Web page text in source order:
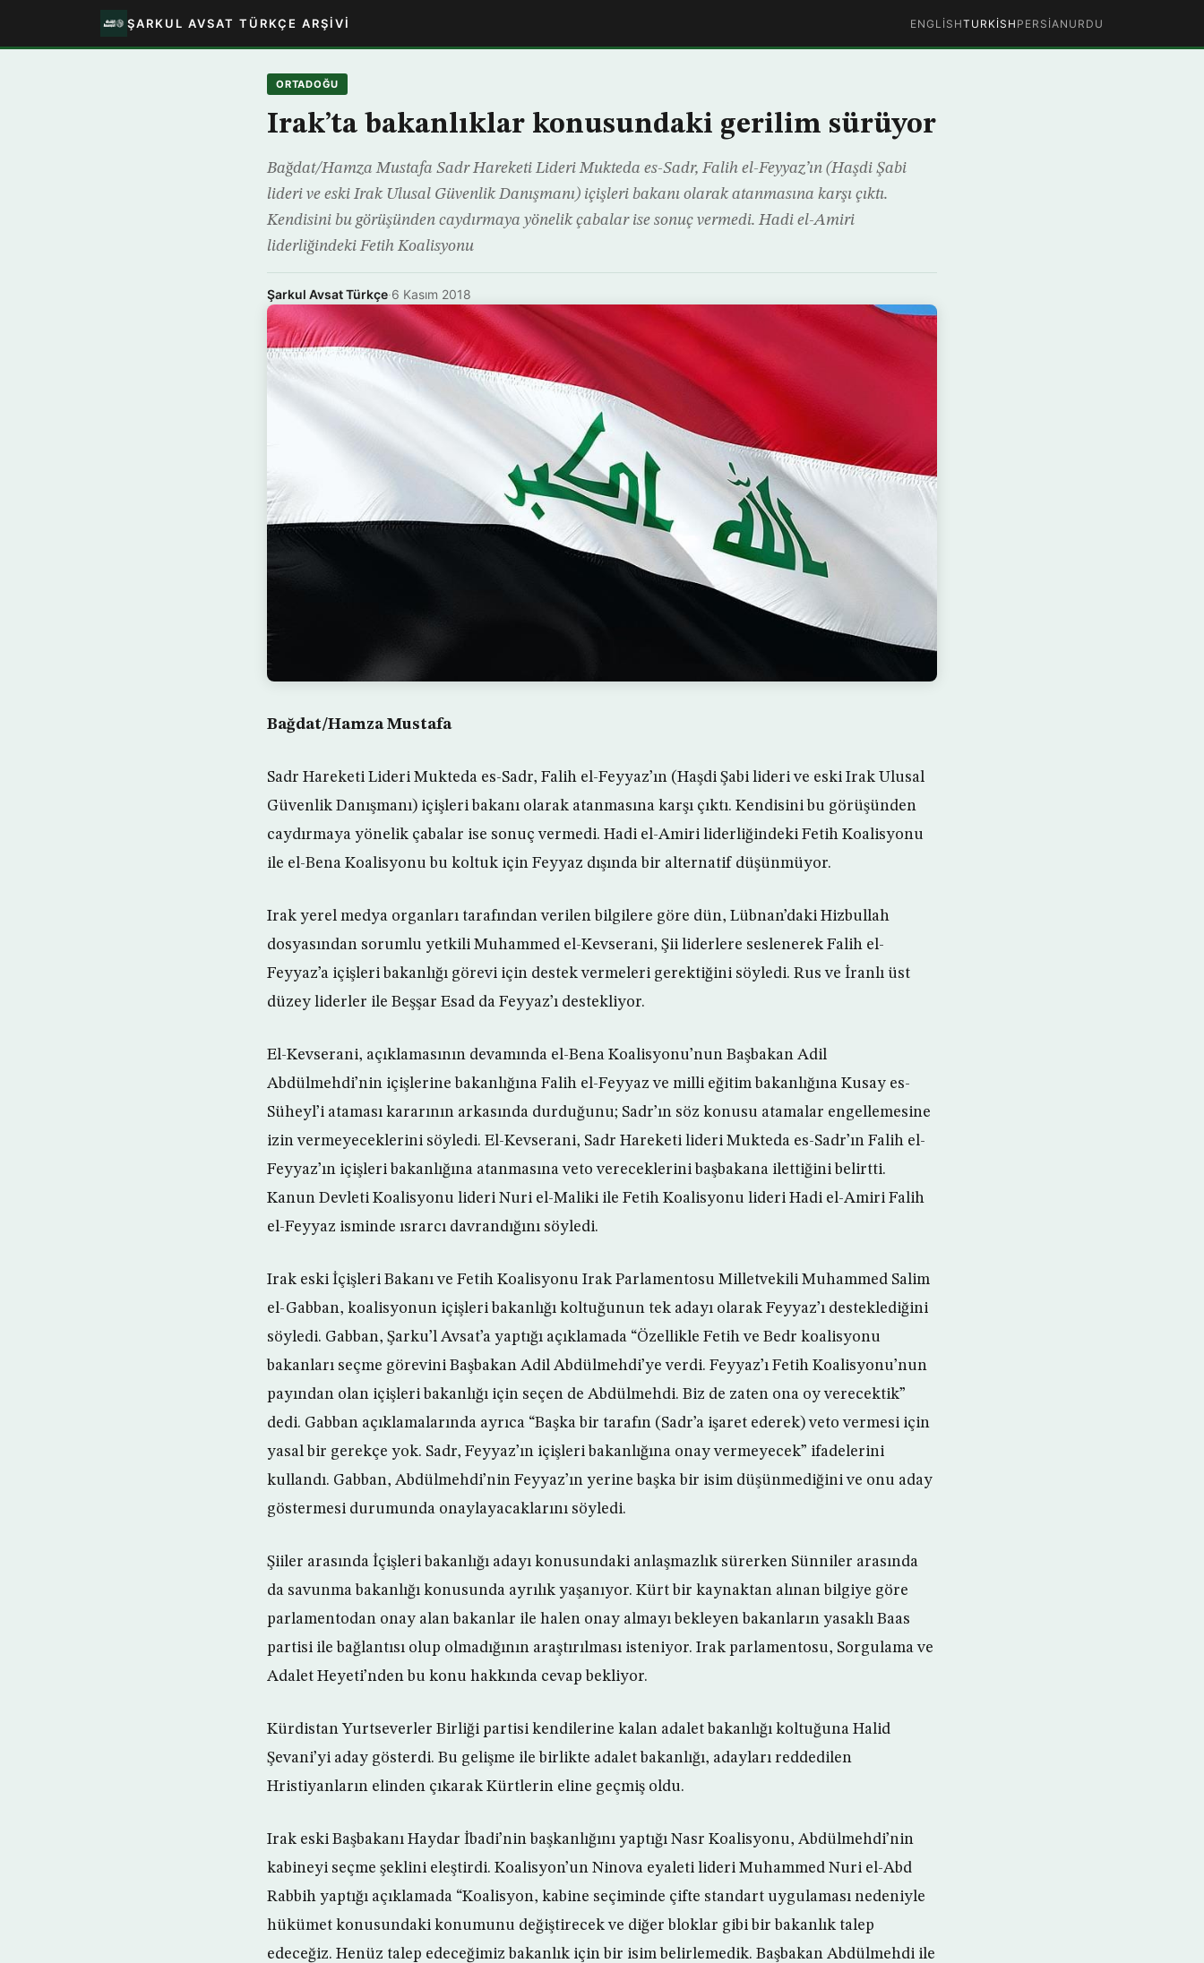
ŞARKUL AVSAT TÜRKÇE ARŞIVI ENGLISHTURKISH PERSIAN URDU
ORTADOĞU
Irak’ta bakanlıklar konusundaki gerilim sürüyor
Bağdat/Hamza Mustafa Sadr Hareketi Lideri Mukteda es-Sadr, Falih el-Feyyaz’ın (Haşdi Şabi
lideri ve eski Irak Ulusal Güvenlik Danışmanı) içişleri bakanı olarak atanmasına karşı çıktı.
Kendisini bu görüşünden caydırmaya yönelik çabalar ise sonuç vermedi. Hadi el-Amiri
liderliğindeki Fetih Koalisyonu
Şarkul Avsat Türkçe·6 Kasım 2018
Bağdat/Hamza Mustafa
Sadr Hareketi Lideri Mukteda es-Sadr, Falih el-Feyyaz’ın (Haşdi Şabi lideri ve eski Irak Ulusal
Güvenlik Danışmanı) içişleri bakanı olarak atanmasına karşı çıktı. Kendisini bu görüşünden
caydırmaya yönelik çabalar ise sonuç vermedi. Hadi el-Amiri liderliğindeki Fetih Koalisyonu
ile el-Bena Koalisyonu bu koltuk için Feyyaz dışında bir alternatif düşünmüyor.
Irak yerel medya organları tarafından verilen bilgilere göre dün, Lübnan’daki Hizbullah
dosyasından sorumlu yetkili Muhammed el-Kevserani, Şii liderlere seslenerek Falih el-
Feyyaz’a içişleri bakanlığı görevi için destek vermeleri gerektiğini söyledi. Rus ve İranlı üst
düzey liderler ile Beşşar Esad da Feyyaz’ı destekliyor.
El-Kevserani, açıklamasının devamında el-Bena Koalisyonu’nun Başbakan Adil
Abdülmehdi’nin içişlerine bakanlığına Falih el-Feyyaz ve milli eğitim bakanlığına Kusay es-
Süheyl’i ataması kararının arkasında durduğunu; Sadr’ın söz konusu atamalar engellemesine
izin vermeyeceklerini söyledi. El-Kevserani, Sadr Hareketi lideri Mukteda es-Sadr’ın Falih el-
Feyyaz’ın içişleri bakanlığına atanmasına veto vereceklerini başbakana ilettiğini belirtti.
Kanun Devleti Koalisyonu lideri Nuri el-Maliki ile Fetih Koalisyonu lideri Hadi el-Amiri Falih
el-Feyyaz isminde ısrarcı davrandığını söyledi.
Irak eski İçişleri Bakanı ve Fetih Koalisyonu Irak Parlamentosu Milletvekili Muhammed Salim
el-Gabban, koalisyonun içişleri bakanlığı koltuğunun tek adayı olarak Feyyaz’ı desteklediğini
söyledi. Gabban, Şarku’l Avsat’a yaptığı açıklamada “Özellikle Fetih ve Bedr koalisyonu
bakanları seçme görevini Başbakan Adil Abdülmehdi’ye verdi. Feyyaz’ı Fetih Koalisyonu’nun
payından olan içişleri bakanlığı için seçen de Abdülmehdi. Biz de zaten ona oy verecektik”
dedi. Gabban açıklamalarında ayrıca “Başka bir tarafın (Sadr’a işaret ederek) veto vermesi için
yasal bir gerekçe yok. Sadr, Feyyaz’ın içişleri bakanlığına onay vermeyecek” ifadelerini
kullandı. Gabban, Abdülmehdi’nin Feyyaz’ın yerine başka bir isim düşünmediğini ve onu aday
göstermesi durumunda onaylayacaklarını söyledi.
Şiiler arasında İçişleri bakanlığı adayı konusundaki anlaşmazlık sürerken Sünniler arasında
da savunma bakanlığı konusunda ayrılık yaşanıyor. Kürt bir kaynaktan alınan bilgiye göre
parlamentodan onay alan bakanlar ile halen onay almayı bekleyen bakanların yasaklı Baas
partisi ile bağlantısı olup olmadığının araştırılması isteniyor. Irak parlamentosu, Sorgulama ve
Adalet Heyeti’nden bu konu hakkında cevap bekliyor.
Kürdistan Yurtseverler Birliği partisi kendilerine kalan adalet bakanlığı koltuğuna Halid
Şevani’yi aday gösterdi. Bu gelişme ile birlikte adalet bakanlığı, adayları reddedilen
Hristiyanların elinden çıkarak Kürtlerin eline geçmiş oldu.
Irak eski Başbakanı Haydar İbadi’nin başkanlığını yaptığı Nasr Koalisyonu, Abdülmehdi’nin
kabineyi seçme şeklini eleştirdi. Koalisyon’un Ninova eyaleti lideri Muhammed Nuri el-Abd
Rabbih yaptığı açıklamada “Koalisyon, kabine seçiminde çifte standart uygulaması nedeniyle
hükümet konusundaki konumunu değiştirecek ve diğer bloklar gibi bir bakanlık talep
edeceğiz. Henüz talep edeceğimiz bakanlık için bir isim belirlemedik. Başbakan Abdülmehdi ile